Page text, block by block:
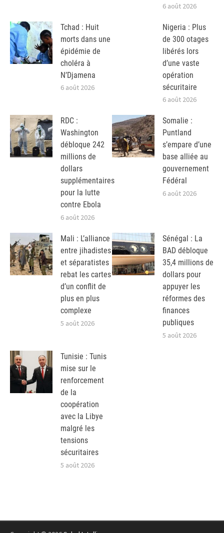
6 août 2026
Tchad : Huit
morts dans une
épidémie de
choléra à
N’Djamena
6 août 2026
Nigeria : Plus
de 300 otages
libérés lors
d’une vaste
opération
sécuritaire
6 août 2026
RDC :
Washington
débloque 242
millions de
dollars
supplémentaires
pour la lutte
contre Ebola
6 août 2026
Somalie :
Puntland
s’empare d’une
base alliée au
gouvernement
Fédéral
6 août 2026
Mali : L’alliance
entre jihadistes
et séparatistes
rebat les cartes
d’un conflit de
plus en plus
complexe
5 août 2026
Sénégal : La
BAD débloque
35,4 millions de
dollars pour
appuyer les
réformes des
finances
publiques
5 août 2026
Tunisie : Tunis
mise sur le
renforcement
de la
coopération
avec la Libye
malgré les
tensions
sécuritaires
5 août 2026